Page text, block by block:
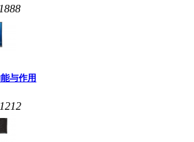
1888
与作用
1212